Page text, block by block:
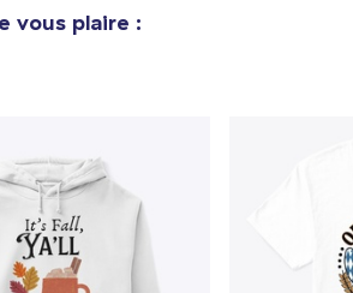
vous plaire :
Printed Classic Tee
$US
Colors 1717 | Classic Heavyweight T-Shirt
$US